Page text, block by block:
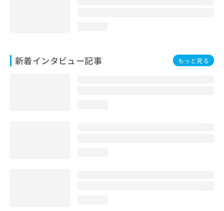
新着インタビュー記事 もっと見る